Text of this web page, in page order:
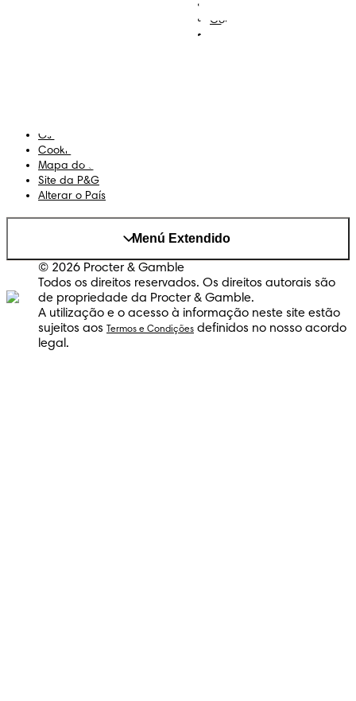
Contacta-nos
Os Meus Dados
Cookies
Mapa do Site
Site da P&G
Alterar o País
Menú Extendido
© 2026 Procter & Gamble
Todos os direitos reservados. Os direitos autorais são
de propriedade da Procter & Gamble.
A utilização e o acesso à informação neste site estão
sujeitos aos
Termos e Condições definidos no nosso acordo
legal.